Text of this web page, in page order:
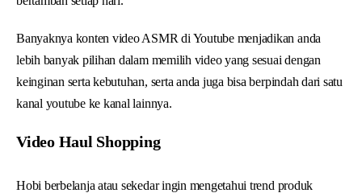
Banyaknya konten video ASMR di Youtube menjadikan anda
lebih banyak pilihan dalam memilih video yang sesuai dengan
keinginan serta kebutuhan, serta anda juga bisa berpindah dari satu
kanal youtube ke kanal lainnya.
Video Haul Shopping
Hobi berbelanja atau sekedar ingin mengetahui trend produk